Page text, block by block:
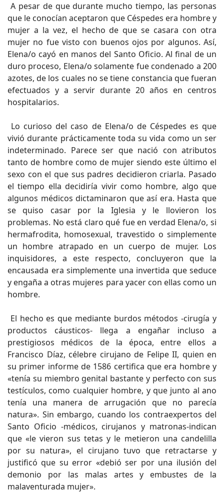
A pesar de que durante mucho tiempo, las personas
que le conocían aceptaron que Céspedes era hombre y
mujer a la vez, el hecho de que se casara con otra
mujer no fue visto con buenos ojos por algunos. Así,
Elena/o cayó en manos del Santo Oficio. Al final de un
duro proceso, Elena/o solamente fue condenado a 200
azotes, de los cuales no se tiene constancia que fueran
efectuados y a servir durante 20 años en centros
hospitalarios.
Lo curioso del caso de Elena/o de Céspedes es que
vivió durante prácticamente toda su vida como un ser
indeterminado. Parece ser que nació con atributos
tanto de hombre como de mujer siendo este último el
sexo con el que sus padres decidieron criarla. Pasado
el tiempo ella decidiría vivir como hombre, algo que
algunos médicos dictaminaron que así era. Hasta que
se quiso casar por la Iglesia y le llovieron los
problemas. No está claro qué fue en verdad Elena/o, si
hermafrodita, homosexual, travestido o simplemente
un hombre atrapado en un cuerpo de mujer. Los
inquisidores, a este respecto, concluyeron que la
encausada era simplemente una invertida que seduce
y engaña a otras mujeres para yacer con ellas como un
hombre.
El hecho es que mediante burdos métodos -cirugía y
productos cáusticos- llega a engañar incluso a
prestigiosos médicos de la época, entre ellos a
Francisco Díaz, célebre cirujano de Felipe II, quien en
su primer informe de 1586 certifica que era hombre y
«tenía su miembro genital bastante y perfecto con sus
testículos, como cualquier hombre, y que junto al ano
tenía una manera de arrugación que no parecía
natura». Sin embargo, cuando los contraexpertos del
Santo Oficio -médicos, cirujanos y matronas-indican
que «le vieron sus tetas y le metieron una candelilla
por su natura», el cirujano tuvo que retractarse y
justificó que su error «debió ser por una ilusión del
demonio por las malas artes y embustes de la
malaventurada mujer».